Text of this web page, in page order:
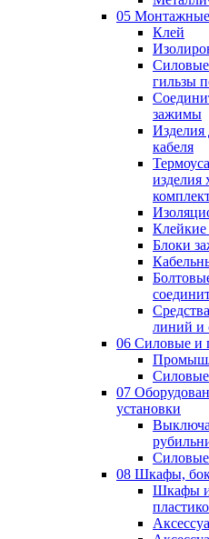
05 Монтажные
Клей
Силовые
гильзы
зажимы
Изделия
кабеля
изделия
Блоки
линий и
06 Силовые и
07
установки
Силовые
08 Шкафы,
Шкафы